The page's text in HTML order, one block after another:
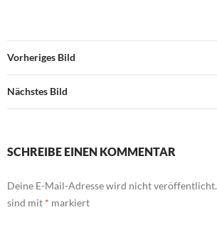
Vorheriges Bild
Nächstes Bild
SCHREIBE EINEN KOMMENTAR
Deine E-Mail-Adresse wird nicht veröffentlicht.
sind mit * markiert